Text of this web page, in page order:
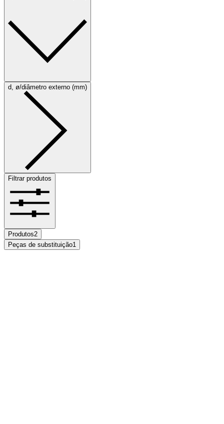
d, ø/diâmetro externo (mm)
Filtrar produtos
Produtos2
Peças de substituição1